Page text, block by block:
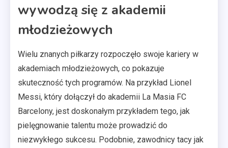
wywodzą się z akademii
młodzieżowych
Wielu znanych piłkarzy rozpoczęło swoje kariery w
akademiach młodzieżowych, co pokazuje
skuteczność tych programów. Na przykład Lionel
Messi, który dołączył do akademii La Masia FC
Barcelony, jest doskonałym przykładem tego, jak
pielęgnowanie talentu może prowadzić do
niezwykłego sukcesu. Podobnie, zawodnicy tacy jak